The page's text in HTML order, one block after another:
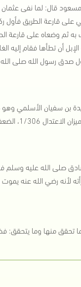
قال: لما نفى عثمان
قارعة الطريق فأول
ثم وضعاه على قارعة
أن تطأها فقام إليه
صدق رسول الله صلى
بن سفيان الأسلمي وهو
صلى الله عليه وسلم
لأنه رضي الله عنه
تحقق منها وما يتحقق: